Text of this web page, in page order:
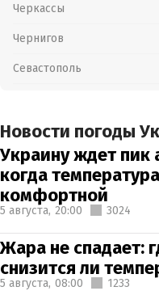
Черкассы
Чернигов
Севастополь
Новости погоды
Украину ждет
когда
комфортной
5 августа, 20:00 3024
Жара не спадает:
снизится ли
5 августа, 08:00 1233